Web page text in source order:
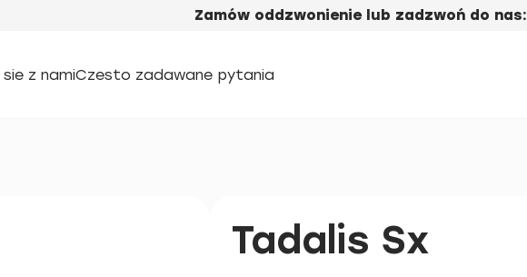
Zamów oddzwonienie lub zadzwoń do nas:
z namiCzesto zadawane pytania
Tadalis Sx